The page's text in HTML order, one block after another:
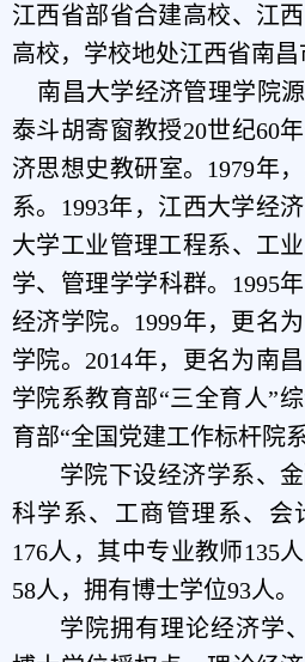
江西省部省合建高校、江
高校，学校地处江西省南昌
南昌大学经济管理学院
泰斗胡寄窗教授20世纪60
济思想史教研室。1979年
系。1993年，江西大学经
大学工业管理工程系、工
学、管理学学科群。1995
经济学院。1999年，更名
学院。2014年，更名为南
学院系教育部“三全育人”
育部“全国党建工作标杆院
学院下设经济学系、
科学系、工商管理系、会
176人，其中专业教师135
58人，拥有博士学位93人。
学院拥有理论经济学